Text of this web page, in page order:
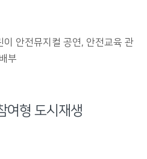
이 안전뮤지컬 공연, 안전교육 관
부
여형 도시재생